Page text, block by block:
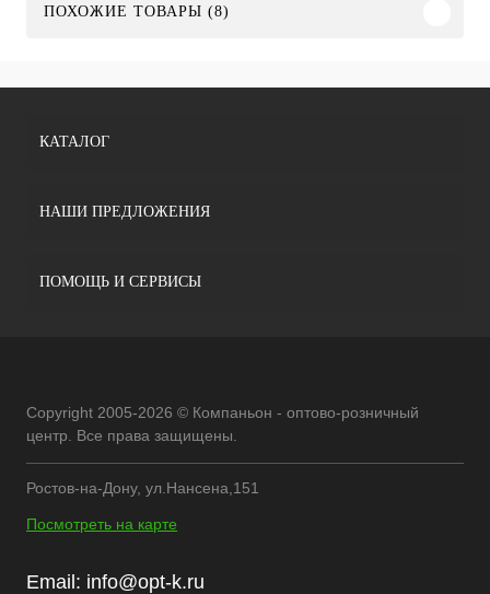
ПОХОЖИЕ ТОВАРЫ (8)
КАТАЛОГ
НАШИ ПРЕДЛОЖЕНИЯ
ПОМОЩЬ И СЕРВИСЫ
Copyright 2005-2026 © Компаньон - оптово-розничный
центр. Все права защищены.
Ростов-на-Дону, ул.Нансена,151
Посмотреть на карте
Email: info@opt-k.ru